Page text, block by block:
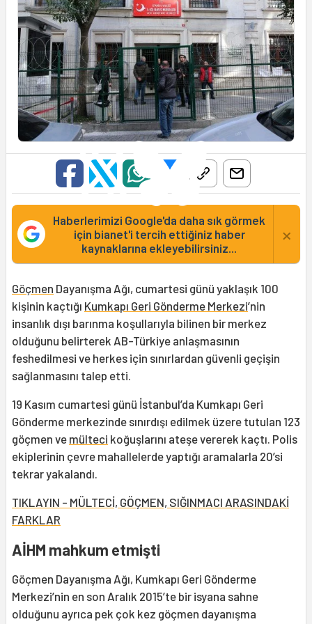
Haberlerimizi Google'da daha sık görmek
için bianet'i tercih ettiğiniz haber
kaynaklarına ekleyebilirsiniz...
×
Göçmen Dayanışma Ağı, cumartesi günü yaklaşık 100
kişinin kaçtığı Kumkapı Geri Gönderme Merkezi’nin
insanlık dışı barınma koşullarıyla bilinen bir merkez
olduğunu belirterek AB-Türkiye anlaşmasının
feshedilmesi ve herkes için sınırlardan güvenli geçişin
sağlanmasını talep etti.
19 Kasım cumartesi günü İstanbul’da Kumkapı Geri
Gönderme merkezinde sınırdışı edilmek üzere tutulan 123
göçmen ve mülteci koğuşlarını ateşe vererek kaçtı. Polis
ekiplerinin çevre mahallelerde yaptığı aramalarla 20’si
tekrar yakalandı.
TIKLAYIN - MÜLTECİ, GÖÇMEN, SIĞINMACI ARASINDAKİ
FARKLAR
AİHM mahkum etmişti
Göçmen Dayanışma Ağı, Kumkapı Geri Gönderme
Merkezi’nin en son Aralık 2015’te bir isyana sahne
olduğunu ayrıca pek çok kez göçmen dayanışma